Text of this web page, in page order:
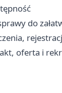
do
oferta i